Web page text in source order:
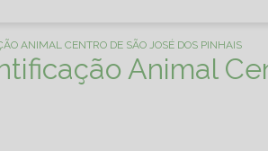
ANIMAL CENTRO DE SÃO JOSÉ DOS PINHAIS
Animal